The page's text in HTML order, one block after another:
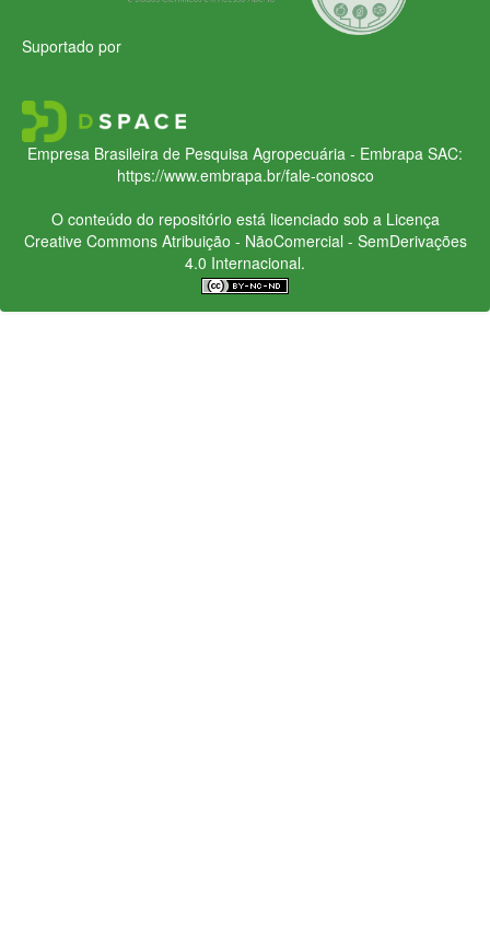
Suportado por
Empresa Brasileira de Pesquisa Agropecuária - Embrapa SAC:
https://www.embrapa.br/fale-conosco
O conteúdo do repositório está licenciado sob a Licença
Creative CommonsAtribuição - NãoComercial - SemDerivações
4.0 Internacional.